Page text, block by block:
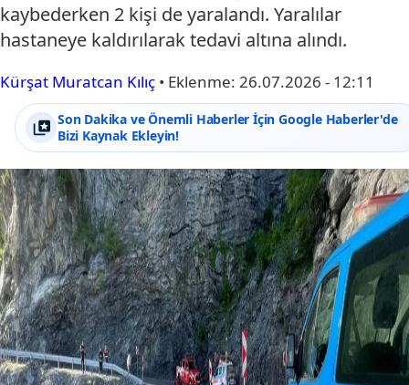
kaybederken 2 kişi de yaralandı. Yaralılar
hastaneye kaldırılarak tedavi altına alındı.
Kürşat Muratcan Kılıç • Eklenme: 26.07.2026 - 12:11
Son Dakika ve Önemli Haberler İçin Google Haberler'de
Bizi Kaynak Ekleyin!